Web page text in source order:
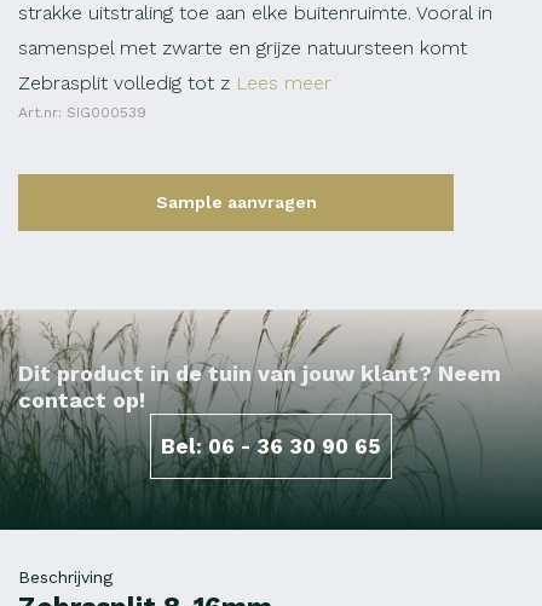
strakke uitstraling toe aan elke buitenruimte. Vooral in
samenspel met zwarte en grijze natuursteen komt
Zebrasplit volledig tot z Lees meer
Art.nr: SIG000539
Sample aanvragen
Dit product in de tuin van jouw klant? Neem
contact op!
Bel: 06 - 36 30 90 65
Beschrijving